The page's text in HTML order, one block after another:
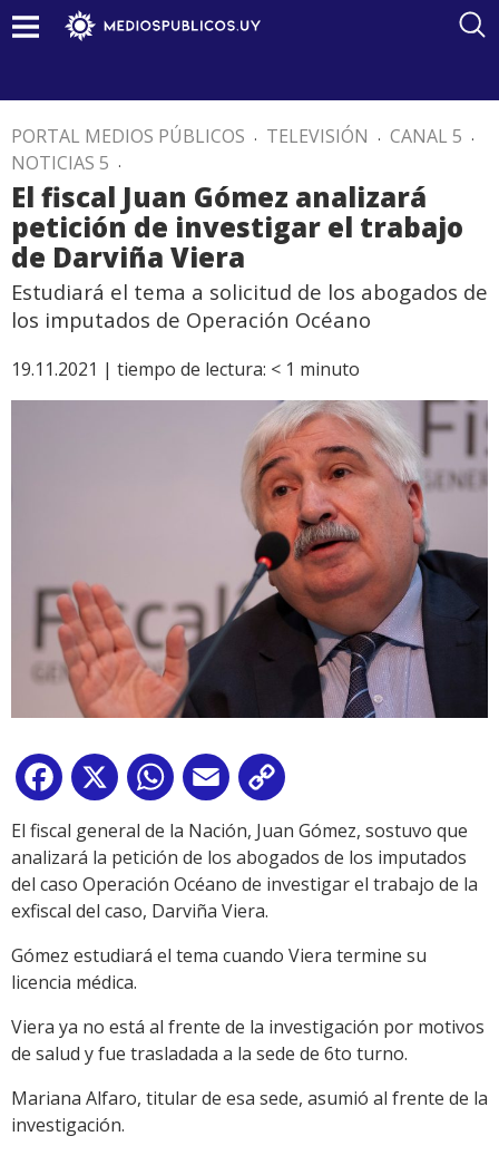
PORTAL MEDIOS PÚBLICOS . TELEVISIÓN . CANAL 5 .
NOTICIAS 5 .
El fiscal Juan Gómez analizará
petición de investigar el trabajo
de Darviña Viera
Estudiará el tema a solicitud de los abogados de
los imputados de Operación Océano
19.11.2021 | tiempo de lectura: < 1 minuto
Facebook
X WhatsApp
Email
Link
El fiscal general de la Nación, Juan Gómez, sostuvo que
analizará la petición de los abogados de los imputados
del caso Operación Océano de investigar el trabajo de la
exfiscal del caso, Darviña Viera.
Gómez estudiará el tema cuando Viera termine su
licencia médica.
Viera ya no está al frente de la investigación por motivos
de salud y fue trasladada a la sede de 6to turno.
Mariana Alfaro, titular de esa sede, asumió al frente de la
investigación.